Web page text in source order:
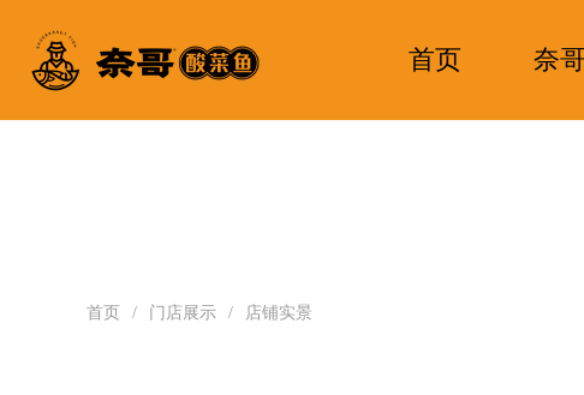
首页 奈
首页 / 门店展示 / 店铺实景